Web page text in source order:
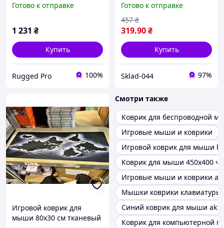
быстрой зарядки,
Готово к отправке
1 231 ₴
Купить
Rugged Pro 100%
кнопкой Turbo Fire и RGB
подсветкой
Готово к отправке
319.90₴
457 ₴
Купить
Sklad-044 97%
Игровой коврик для
мыши 80х30 см тканевый
Смотри также
Коврик для беспроводной
Игровые мыши и коврики
Игровой коврик для мыши
Коврик для мыши 450x400
Игровые мыши и коврики
Мышки коврики клавиатуры
Синий коврик для мыши
Коврик для компьютерной